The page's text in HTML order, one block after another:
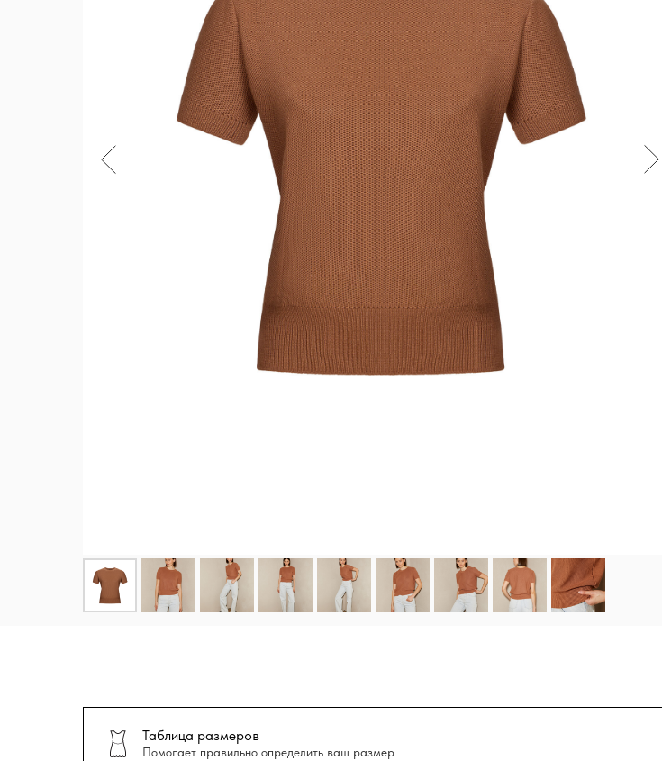
Таблица размеров
Помогает правильно определить ваш размер